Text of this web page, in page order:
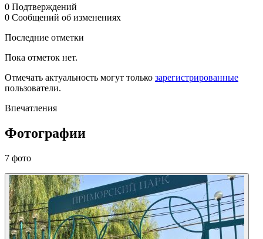
0 Подтверждений
0 Сообщений об изменениях
Последние отметки
Пока отметок нет.
Отмечать актуальность могут только зарегистрированные
пользователи.
Впечатления
Фотографии
7 фото